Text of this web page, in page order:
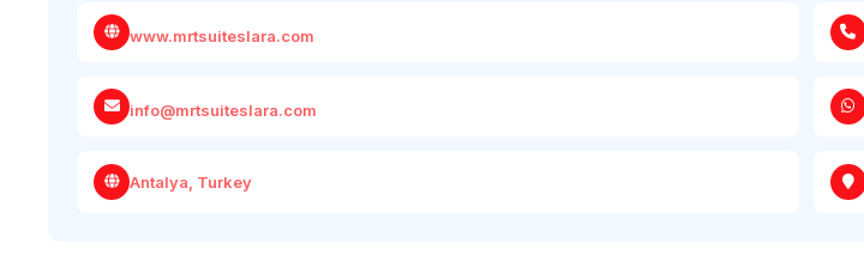
www.mrtsuiteslara.com
info@mrtsuiteslara.com
Antalya, Turkey